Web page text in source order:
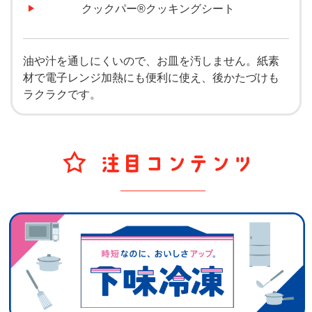
クックパー®クッキングシート
油や汁を通しにくいので、お皿を汚しません。紙素
材で電子レンジ加熱にも便利に使え、後かたづけも
ラクラクです。